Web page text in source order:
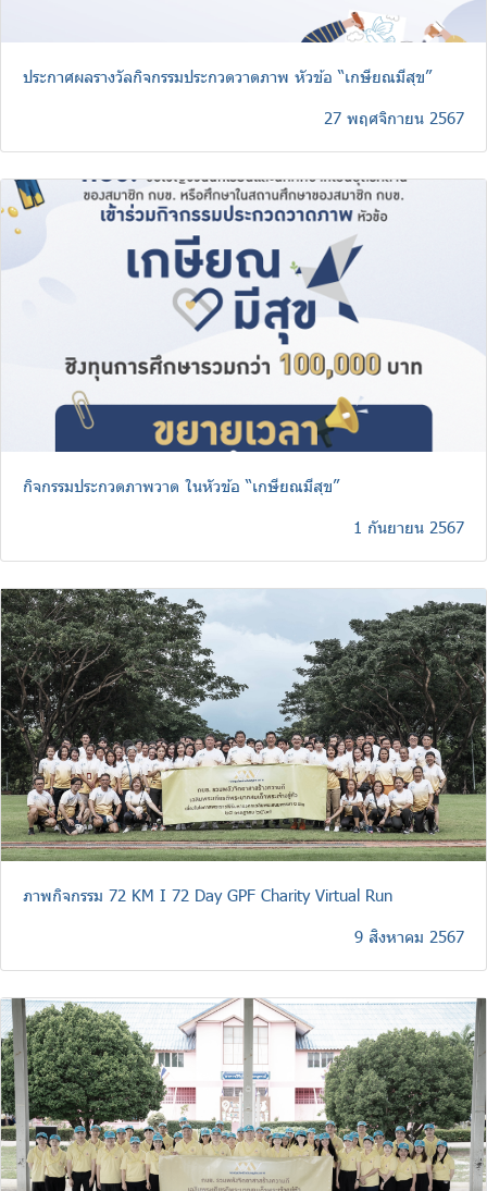
ประกาศผลรางวัลกิจกรรมประกวดวาดภาพ หัวข้อ “เกษียณมีสุข”
27 พฤศจิกายน 2567
กิจกรรมประกวดภาพวาด ในหัวข้อ “เกษียณมีสุข”
1 กันยายน 2567
ภาพกิจกรรม 72 KM I 72 Day GPF Charity Virtual Run
9 สิงหาคม 2567